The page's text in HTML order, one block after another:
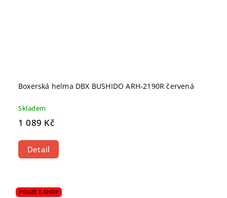
Boxerská helma DBX BUSHIDO ARH-2190R červená
Skladem
1 089 Kč
Detail
POUZE E-SHOP